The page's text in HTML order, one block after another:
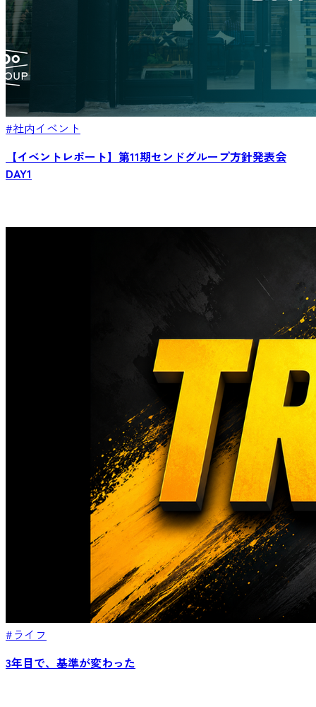
#社内イベント
【イベントレポート】第11期センドグループ方針発表会
DAY1
#ライフ
3年目で、基準が変わった